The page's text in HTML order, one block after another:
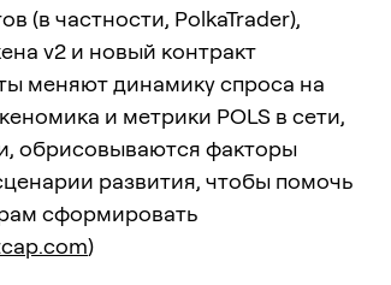
(в частности, PolkaTrader),
v2 и новый контракт
меняют динамику спроса на
и метрики POLS в сети,
обрисовываются факторы
развития, чтобы помочь
сформировать
)